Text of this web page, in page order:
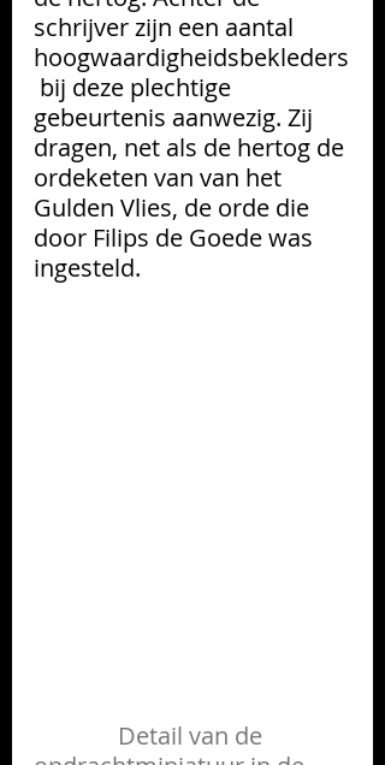
schrijver zijn een aantal
hoogwaardigheidsbekleders
bij deze plechtige
gebeurtenis aanwezig. Zij
dragen, net als de hertog de
ordeketen van van het
Gulden Vlies, de orde die
door Filips de Goede was
ingesteld.
Detail van de